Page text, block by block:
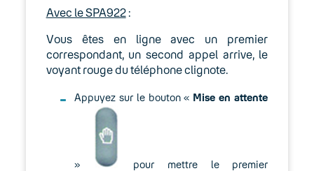
Avec le SPA922:
Vous êtes en ligne avec un premier
correspondant, un second appel arrive, le
voyant rouge du téléphone clignote.
Appuyez sur le bouton « Mise en attente
»
pour mettre le premier